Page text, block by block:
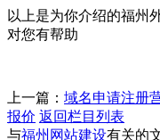
以上是为你介绍的福州
对您有帮助
上一篇： 域名申请注册
报价 返回栏目列表
与福州网站建设有关的